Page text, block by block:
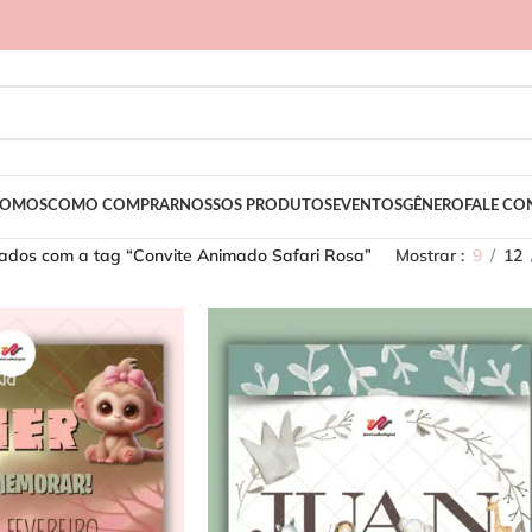
COMO COMPRARNOSSOS PRODUTOSEVENTOSGÊNERO FALE
com a tag “Convite Animado Safari Rosa” Mostrar 9 12